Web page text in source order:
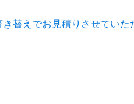
替えでお見積りさせていた